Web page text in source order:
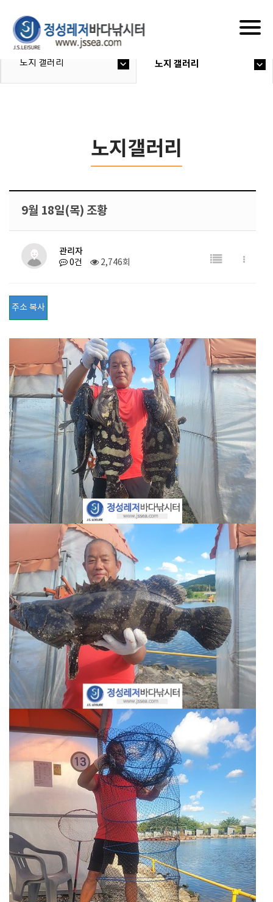
노지 갤러리 노지 갤러리
노지갤러리
9월 18일(목) 조황
관리자
0건 2,746회
주소 복사